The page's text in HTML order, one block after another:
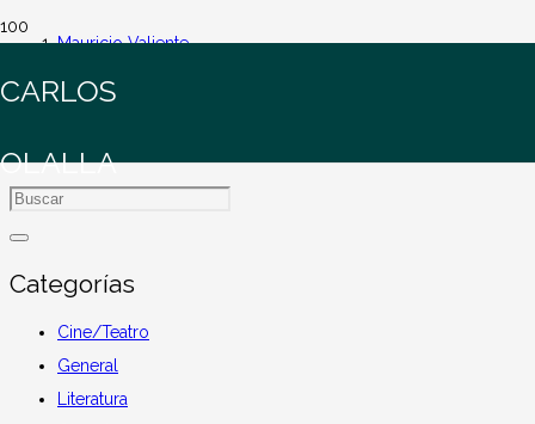
CARLOS
OLALLA
Mauricio Valiente
Categorías
Cine/Teatro
General
Literatura